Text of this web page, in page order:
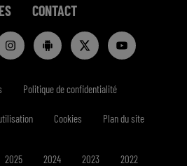
CONTACT
Politique de confidentialité
Cookies Plan du site
2025 2024 2023 2022